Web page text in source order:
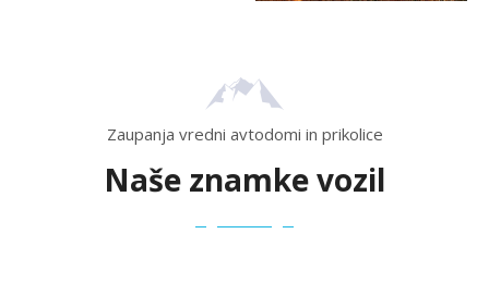
Zaupanja vredni avtodomi in prikolice
Naše znamke vozil